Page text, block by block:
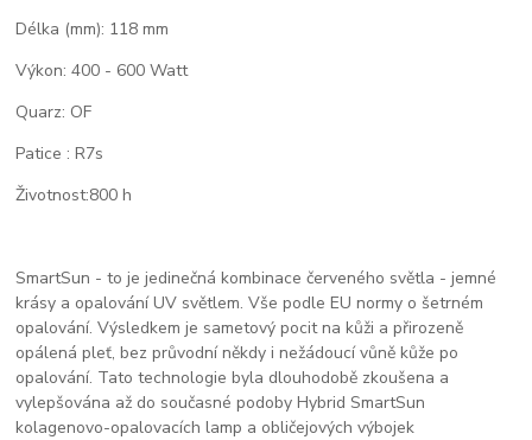
Délka (mm): 118 mm
Výkon: 400 - 600 Watt
Quarz: OF
Patice : R7s
Životnost:800 h
SmartSun - to je jedinečná kombinace červeného světla - jemné
krásy a opalování UV světlem. Vše podle EU normy o šetrném
opalování. Výsledkem je sametový pocit na kůži a přirozeně
opálená pleť, bez průvodní někdy i nežádoucí vůně kůže po
opalování. Tato technologie byla dlouhodobě zkoušena a
vylepšována až do současné podoby Hybrid SmartSun
kolagenovo-opalovacích lamp a obličejových výbojek